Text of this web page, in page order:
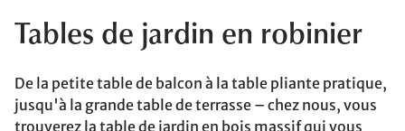
Tables de jardin en robinier
De la petite table de balcon à la table pliante pratique,
jusqu'à la grande table de terrasse – chez nous, vous
trouverez la table de jardin en bois massif qui vous